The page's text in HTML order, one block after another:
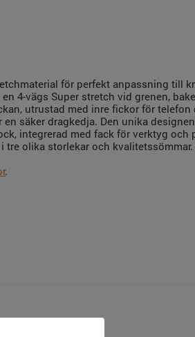
för perfekt anpassning till
4-vägs Super stretch vid grenen,
utrustad med inre fickor för telefon
säker dragkedja. Den unika
integrerad med fack för verktyg och
tre olika storlekar och
.